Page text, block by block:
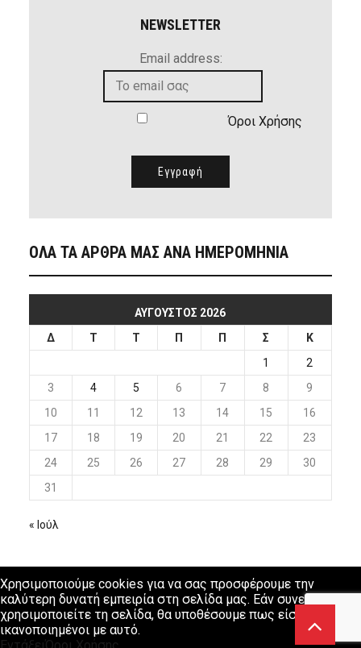
NEWSLETTER
Email address:
Όροι Χρήσης
ΟΛΑ ΤΑ ΑΡΘΡΑ ΜΑΣ ΑΝΑ ΗΜΕΡΟΜΗΝΙΑ
ΑΎΓΟΥΣΤΟΣ 2026
Δ
Τ Τ Π Π Σ
Κ
1
2
3
4 5 6 7 8
9
10
11 12 13 14 15
16
17
18 19 20 21 22
23
24
25 26 27 28 29
30
31
« Ιούλ
Χρησιμοποιούμε cookies για να σας προσφέρουμε την
καλύτερη δυνατή εμπειρία στη σελίδα μας. Εάν συνεχίσετε να
χρησιμοποιείτε τη σελίδα, θα υποθέσουμε πως είστε
ικανοποιημένοι με αυτό.